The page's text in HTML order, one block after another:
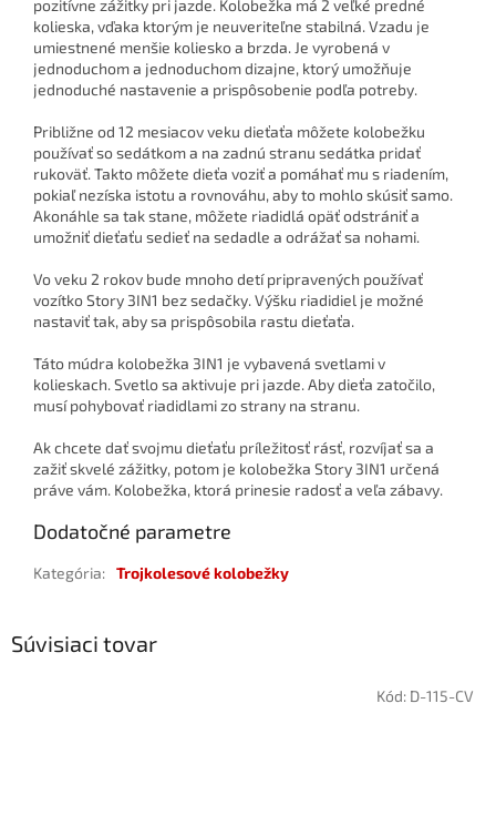
pozitívne zážitky pri jazde. Kolobežka má 2 veľké predné
kolieska, vďaka ktorým je neuveriteľne stabilná. Vzadu je
umiestnené menšie koliesko a brzda. Je vyrobená v
jednoduchom a jednoduchom dizajne, ktorý umožňuje
jednoduché nastavenie a prispôsobenie podľa potreby.
Približne od 12 mesiacov veku dieťaťa môžete kolobežku
používať so sedátkom a na zadnú stranu sedátka pridať
rukoväť. Takto môžete dieťa voziť a pomáhať mu s riadením,
pokiaľ nezíska istotu a rovnováhu, aby to mohlo skúsiť samo.
Akonáhle sa tak stane, môžete riadidlá opäť odstrániť a
umožniť dieťaťu sedieť na sedadle a odrážať sa nohami.
Vo veku 2 rokov bude mnoho detí pripravených používať
vozítko Story 3IN1 bez sedačky. Výšku riadidiel je možné
nastaviť tak, aby sa prispôsobila rastu dieťaťa.
Táto múdra kolobežka 3IN1 je vybavená svetlami v
kolieskach. Svetlo sa aktivuje pri jazde. Aby dieťa zatočilo,
musí pohybovať riadidlami zo strany na stranu.
Ak chcete dať svojmu dieťaťu príležitosť rásť, rozvíjať sa a
zažiť skvelé zážitky, potom je kolobežka Story 3IN1 určená
práve vám. Kolobežka, ktorá prinesie radosť a veľa zábavy.
Dodatočné parametre
Kategória: Trojkolesové kolobežky
Súvisiaci tovar
Kód: D-115-CV